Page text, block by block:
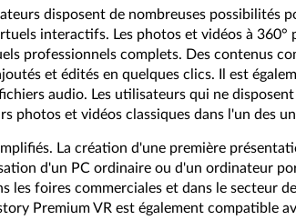
disposent de nombreuses possibilités
interactifs. Les photos et vidéos à 360°
professionnels complets. Des contenus
et édités en quelques clics. Il est
audio. Les utilisateurs qui ne
photos et vidéos classiques dans l'un des
La création d'une première
d'un PC ordinaire ou d'un ordinateur
les foires commerciales et dans le secteur
Premium VR est également compatible